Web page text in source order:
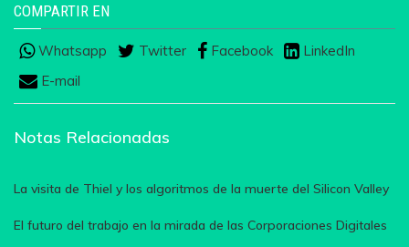
COMPARTIR EN
Whatsapp Twitter Facebook
LinkedIn
E-mail
Notas Relacionadas
La visita de Thiel y los algoritmos de la muerte del Silicon Valley
El futuro del trabajo en la mirada de las Corporaciones Digitales